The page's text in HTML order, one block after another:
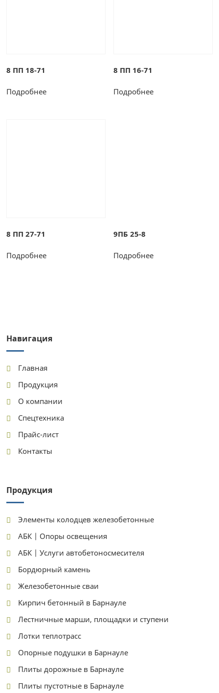
8 ПП 18-71
Подробнее
8 ПП 16-71
Подробнее
8 ПП 27-71
Подробнее
9ПБ 25-8
Подробнее
Навигация
Главная
Продукция
О компании
Спецтехника
Прайс-лист
Контакты
Продукция
Элементы колодцев железобетонные
АБК | Опоры освещения
АБК | Услуги автобетоносмесителя
Бордюрный камень
Железобетонные сваи
Кирпич бетонный в Барнауле
Лестничные марши, площадки и ступени
Лотки теплотрасс
Опорные подушки в Барнауле
Плиты дорожные в Барнауле
Плиты пустотные в Барнауле